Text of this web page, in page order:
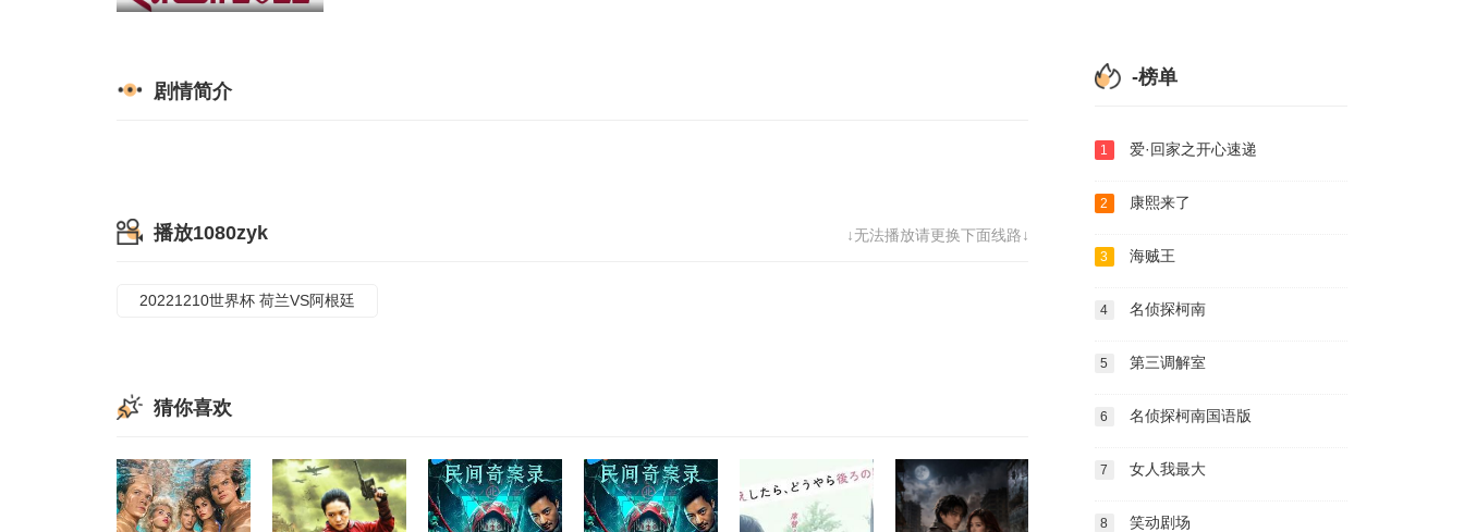
剧情简介
↓无法播放请更换下面线路↓
播放1080zyk
20221210世界杯 荷兰VS阿根廷
猜你喜欢
-榜单
1 爱·回家之开心速递
2 康熙来了
3 海贼王
4 名侦探柯南
5 第三调解室
6 名侦探柯南国语版
7 女人我最大
8 笑动剧场